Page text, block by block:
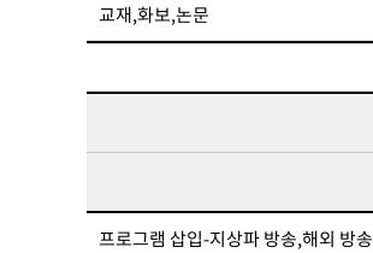
교재,화보,논문
프로그램 삽입-지상파 방송,해외 방송